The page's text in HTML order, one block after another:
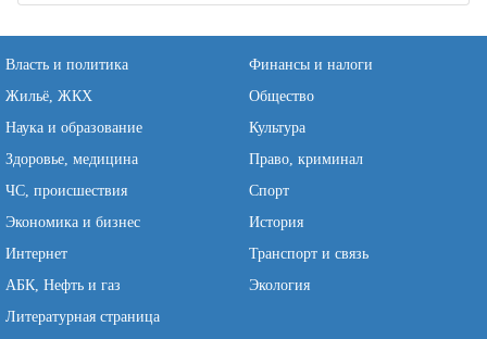
Власть и политика
Финансы и налоги
Жильё, ЖКХ
Общество
Наука и образование
Культура
Здоровье, медицина
Право, криминал
ЧС, происшествия
Спорт
Экономика и бизнес
История
Интернет
Транспорт и связь
АБК, Нефть и газ
Экология
Литературная страница